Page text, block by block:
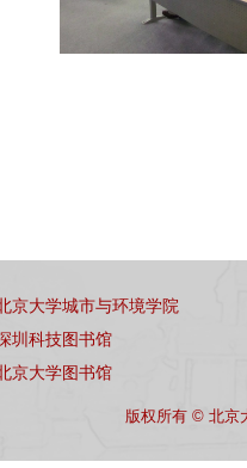
京大学城市与环境学院
圳科技图书馆
京大学图书馆
版权所有 © 北